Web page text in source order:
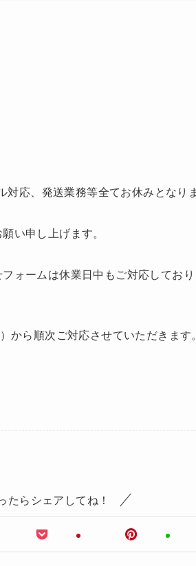
対応、発送業務等全てお休みとなり
い申し上げます。
ォームは休業日中もご対応してお
から順次ご対応させていただきます
たらシェアしてね！